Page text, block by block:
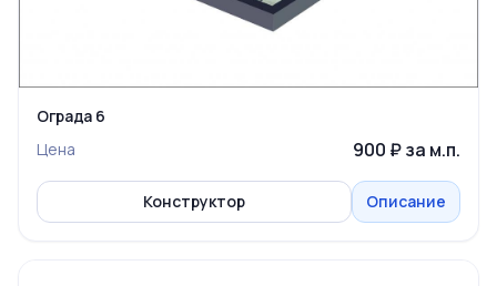
Ограда 6
Цена
900 ₽ за м.п.
Конструктор Описание